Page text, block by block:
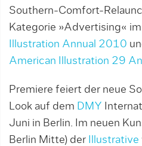
Southern-Comfort-
Kategorie »Advertising« im
Illustration Annual 2010
American Illustration 29
Premiere feiert der neue
Look auf dem DMY
Juni in Berlin. Im neuen
Berlin Mitte) der
Illustrative